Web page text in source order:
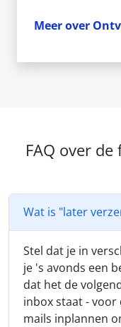
Meer over
FAQ over
Wat is "later
Stel dat je in
je 's avonds een
dat het de
inbox staat - voor
mails inplannen